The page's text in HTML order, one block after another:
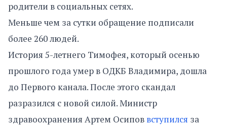
родители в социальных сетях.
Меньше чем за сутки обращение подписали
более 260 людей.
История 5-летнего Тимофея, который осенью
прошлого года умер в ОДКБ Владимира, дошла
до Первого канала. После этого скандал
разразился с новой силой. Министр
здравоохранения Артем Осипов вступился за